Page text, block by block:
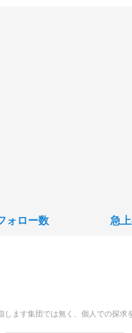
ォロー数 急
します集団では無く、個人での探求